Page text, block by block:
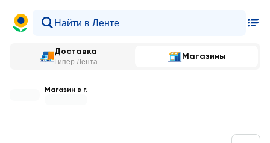
Доставка
Гипер Лента
Магазины
Магазин в г.